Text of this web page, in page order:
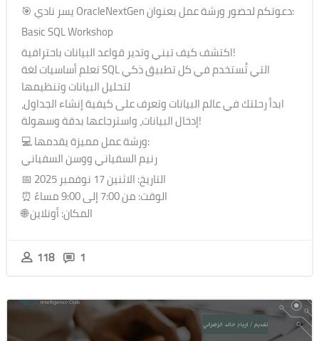
🎯 يسر نادي OracleNextGen دعوتكم لحضور ورشة عمل بعنوان:
Basic SQL Workshop
اكتشف كيف تبني وتدير قواعد البيانات باحترافية!
تعلم أساسيات لغة SQL التي تُستخدم في كل تطبيق ذكي
لتحليل البيانات وتنظيمها
ابدأ رحلتك في عالم البيانات وتعرف على كيفية إنشاء الجداول،
إدخال البيانات، واسترجاعها بدقة وسهولة!
💻 ورشة عمل مميزة يقدمها:
رنيم السفياني ووسن السفياني
📅 التاريخ: الاثنين 17 نوفمبر 2025
⏰ الوقت: من 7:00 إلى 9:00 مساءً
🌐 المكان: أونلاين
118 1